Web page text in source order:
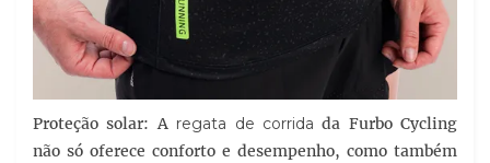
Proteção solar: A regata de corrida da Furbo Cycling
não só oferece conforto e desempenho, como também